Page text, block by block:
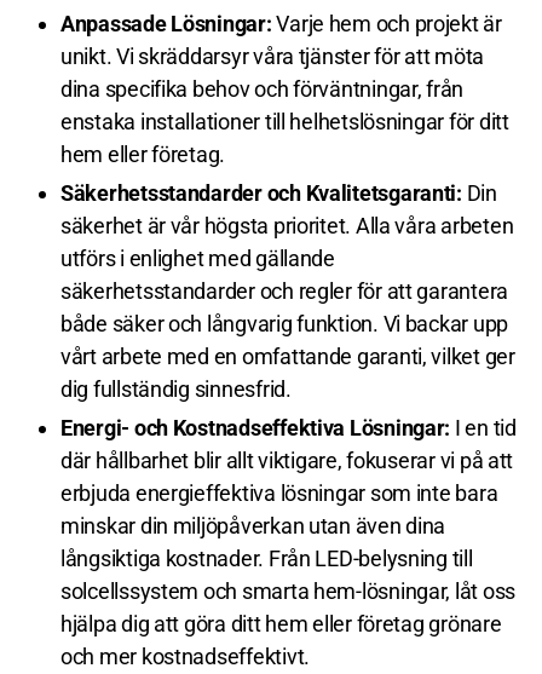
Anpassade Lösningar:Varje hem och projekt är
unikt. Vi skräddarsyr våra tjänster för att möta
dina specifika behov och förväntningar, från
enstaka installationer till helhetslösningar för ditt
hem eller företag.
Säkerhetsstandarder och Kvalitetsgaranti: Din
säkerhet är vår högsta prioritet. Alla våra arbeten
utförs i enlighet med gällande
säkerhetsstandarder och regler för att garantera
både säker och långvarig funktion. Vi backar upp
vårt arbete med en omfattande garanti, vilket ger
dig fullständig sinnesfrid.
Energi- och Kostnadseffektiva Lösningar: I en tid
där hållbarhet blir allt viktigare, fokuserar vi på att
erbjuda energieffektiva lösningar som inte bara
minskar din miljöpåverkan utan även dina
långsiktiga kostnader. Från LED-belysning till
solcellssystem och smarta hem-lösningar, låt oss
hjälpa dig att göra ditt hem eller företag grönare
och mer kostnadseffektivt.